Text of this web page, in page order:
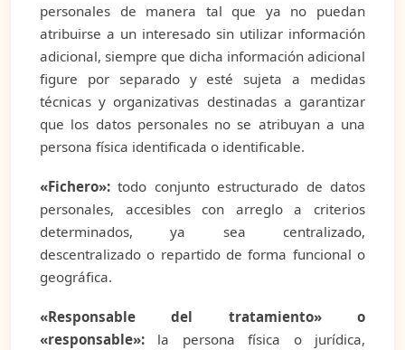
personales de manera tal que ya no puedan
atribuirse a un interesado sin utilizar información
adicional, siempre que dicha información adicional
figure por separado y esté sujeta a medidas
técnicas y organizativas destinadas a garantizar
que los datos personales no se atribuyan a una
persona física identificada o identificable.
«Fichero»: todo conjunto estructurado de datos
personales, accesibles con arreglo a criterios
determinados, ya sea centralizado,
descentralizado o repartido de forma funcional o
geográfica.
«Responsable del tratamiento» o
«responsable»: la persona física o jurídica,